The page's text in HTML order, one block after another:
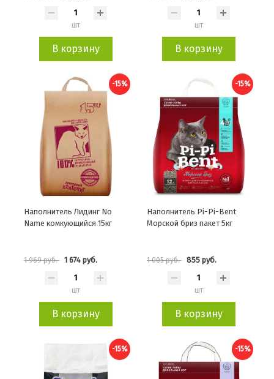
шт
В корзину
шт
В корзину
-15%
Наполнитель Лидинг No
Name комкующийся 15кг
1 969 руб. 1 674 руб.
шт
В корзину
-15%
Наполнитель Pi-Pi-Bent
Морской бриз пакет 5кг
1 005 руб. 855 руб.
шт
В корзину
-15% -15%